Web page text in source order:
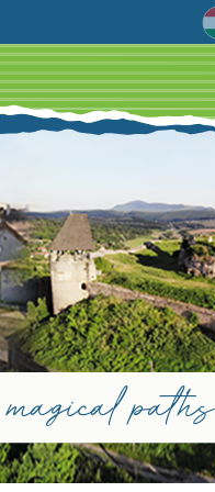
paths